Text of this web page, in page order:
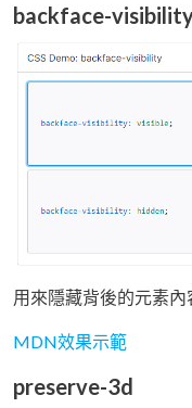
backface-
用來隱藏背後的元素內
MDN效果示範
preserve-3d